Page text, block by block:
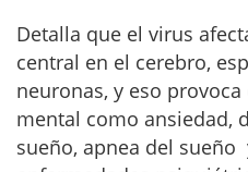
Detalla que el virus
central en el cerebro,
neuronas, y eso
mental como ansiedad,
sueño, apnea del sueño